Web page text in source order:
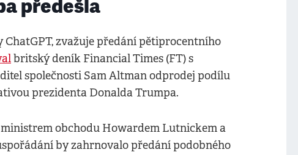
předešla
zvažuje předání pětiprocentního
britský deník Financial Times (FT) s
společnosti Sam Altman odprodej podílu
prezidenta Donalda Trumpa.
obchodu Howardem Lutnickem a
by zahrnovalo předání podobného